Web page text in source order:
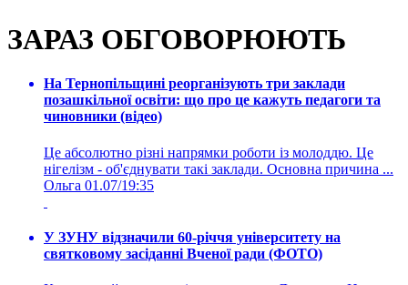
ЗАРАЗ ОБГОВОРЮЮТЬ
На Тернопільщині реорганізують три заклади
позашкільної освіти: що про це кажуть педагоги та
чиновники (відео)
Це абсолютно різні напрямки роботи із молоддю. Це
нігелізм - об'єднувати такі заклади. Основна причина ...
Ольга 01.07/19:35
У ЗУНУ відзначили 60-річчя університету на
святковому засіданні Вченої ради (ФОТО)